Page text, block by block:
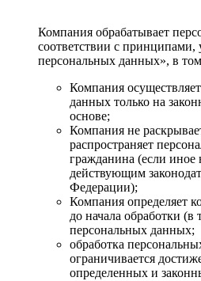
Компания обрабатывает
соответствии с
персональных данных», в
Компания
данных только на
основе;
Компания не
распространяет
гражданина (если иное
действующим
Федерации);
Компания определяет
до начала обработки (в
персональных данных;
обработка
ограничивается
определенных и